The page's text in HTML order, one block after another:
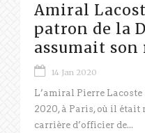
Amiral
patron de la
assumait son
14 Jan 2020
L’amiral Pierre Lacoste
2020, à Paris, où il était
carrière d’officier de...